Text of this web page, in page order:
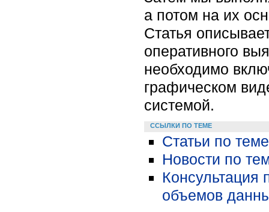
а потом на их
Статья
оперативного
необходимо
графическом
системой.
ССЫЛКИ ПО ТЕМЕ
Статьи по
Новости по
Консультация
объемов